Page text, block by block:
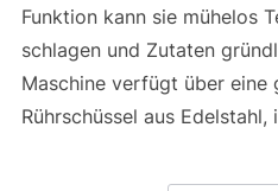
Funktion kann sie mühelos
schlagen und Zutaten
Maschine verfügt über eine
Rührschüssel aus